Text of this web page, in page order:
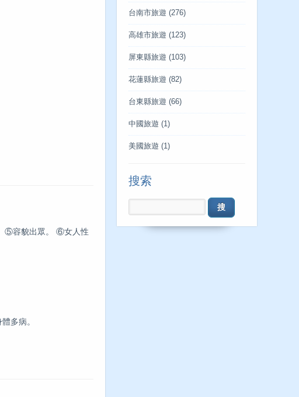
⑤容貌出眾。 ⑥女人性
多病。
台南市旅遊 (276)
高雄市旅遊 (123)
屏東縣旅遊 (103)
花蓮縣旅遊 (82)
台東縣旅遊 (66)
中國旅遊 (1)
美國旅遊 (1)
搜索